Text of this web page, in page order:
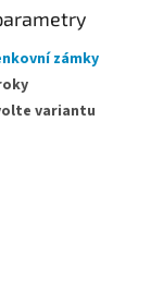
zámky
variantu